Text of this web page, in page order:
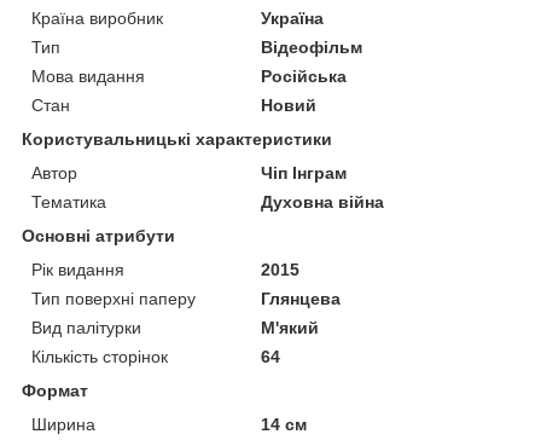
Країна виробник
Україна
Тип
Відеофільм
Мова видання
Російська
Стан
Новий
Користувальницькі характеристики
Автор
Чіп Інграм
Тематика
Духовна війна
Основні атрибути
Рік видання
2015
Тип поверхні паперу
Глянцева
Вид палітурки
М'який
Кількість сторінок
64
Формат
Ширина
14 см